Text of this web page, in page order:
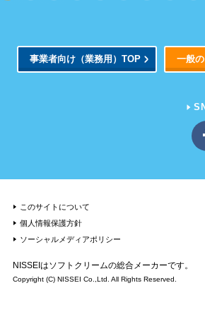
事業者向け （業務用）TOP 一般
NISSEIはソフトクリームの総合メーカーです。
Copyright (C) NISSEI Co.,Ltd. All Rights Reserved.
このサイトについて
個人情報保護方針
ソーシャルメディアポリシー